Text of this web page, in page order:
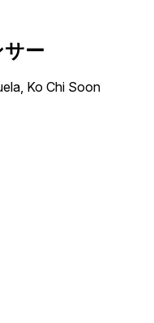
ー
Ko Chi Soon